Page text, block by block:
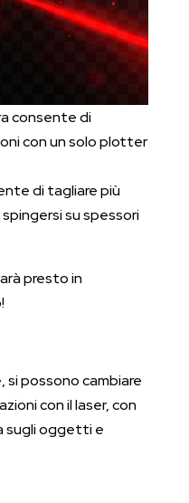
consente di
con un solo plotter
di tagliare più
su spessori
presto in
si possono cambiare
con il laser, con
sugli oggetti e